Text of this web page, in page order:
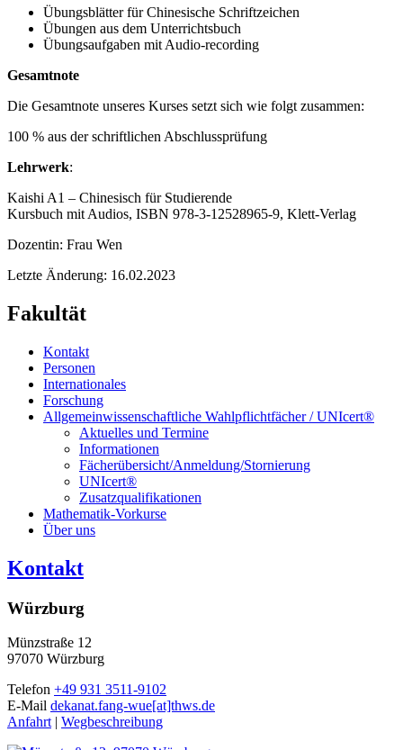
Übungsblätter für Chinesische Schriftzeichen
Übungen aus dem Unterrichtsbuch
Übungsaufgaben mit Audio-recording
Gesamtnote
Die Gesamtnote unseres Kurses setzt sich wie folgt zusammen:
100 % aus der schriftlichen Abschlussprüfung
Lehrwerk:
Kaishi A1 – Chinesisch für Studierende
Kursbuch mit Audios, ISBN 978-3-12528965-9, Klett-Verlag
Dozentin: Frau Wen
Letzte Änderung: 16.02.2023
Fakultät
Kontakt
Personen
Internationales
Forschung
Allgemeinwissenschaftliche Wahlpflichtfächer / UNIcert®
Aktuelles und Termine
Informationen
Fächerübersicht/Anmeldung/Stornierung
UNIcert®
Zusatzqualifikationen
Mathematik-Vorkurse
Über uns
Kontakt
Würzburg
Münzstraße 12
97070 Würzburg
Telefon +49 931 3511-9102
E-Mail dekanat.fang-wue[at]thws.de
Anfahrt | Wegbeschreibung